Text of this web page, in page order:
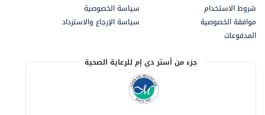
شروط الاستخدام
سياسة الخصوصية
موافقة الخصوصية
سياسة الإرجاع والاسترداد
المدفوعات
جزء من أستر دي إم للرعاية الصحية